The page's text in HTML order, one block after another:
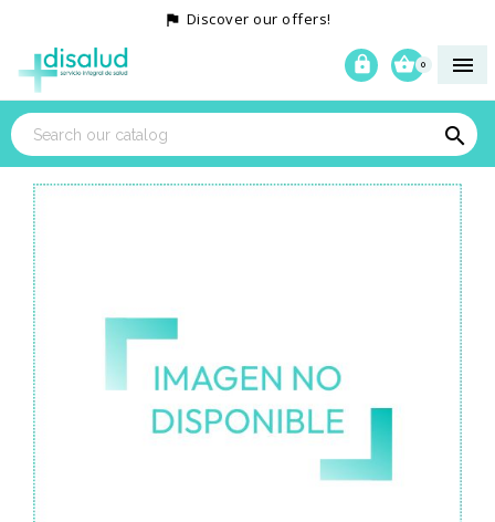
 Discover our offers!

0


